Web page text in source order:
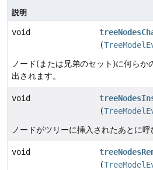
説明
void
(
ノード(または兄弟のセット)に何らか
出されます。
void
(
ノードがツリーに挿入されたあとに呼
void
(